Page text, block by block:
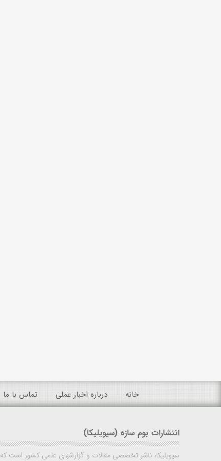
خانه درباره اخبار عملی تماس با ما
انتشارات بوم سازه (سیویلیکا)
سیویلیکا، ناشر تخصصی مقالات و گزارشهای علمی کشور است که